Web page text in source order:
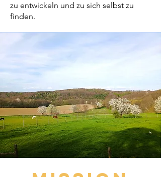
zu entwickeln und zu sich selbst zu
finden.